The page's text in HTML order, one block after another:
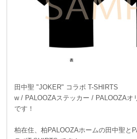
田中聖 "JOKER" コラボ T-SHIRTS
w / PALOOZAステッカー / PALOOZAオ
です！
柏在住、柏PALOOZAホームの田中聖と